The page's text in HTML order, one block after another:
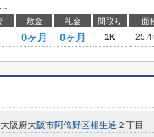
敷金 礼金 間取り 面
0ヶ月 0ヶ月 1K
大阪府大阪市阿倍野区相生通 ２丁目